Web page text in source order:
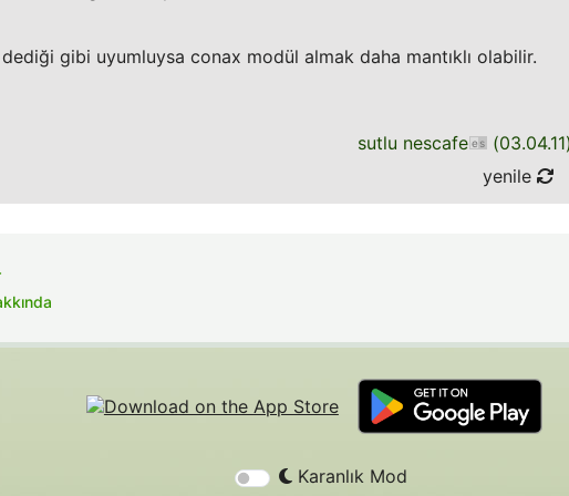
gibi uyumluysa conax modül almak daha mantıklı olabilir.
sutlu nescafe (03.04.11
yenile
Karanlık Mod